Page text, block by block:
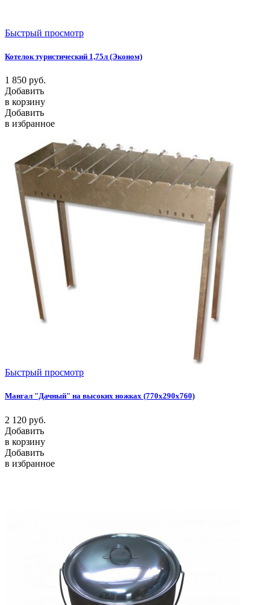
Быстрый просмотр
Котелок туристический 1,75л (Эконом)
1 850 руб.
Добавить
в корзину
Добавить
в избранное
Быстрый просмотр
Мангал "Дачный" на высоких ножках (770х290х760)
2 120 руб.
Добавить
в корзину
Добавить
в избранное